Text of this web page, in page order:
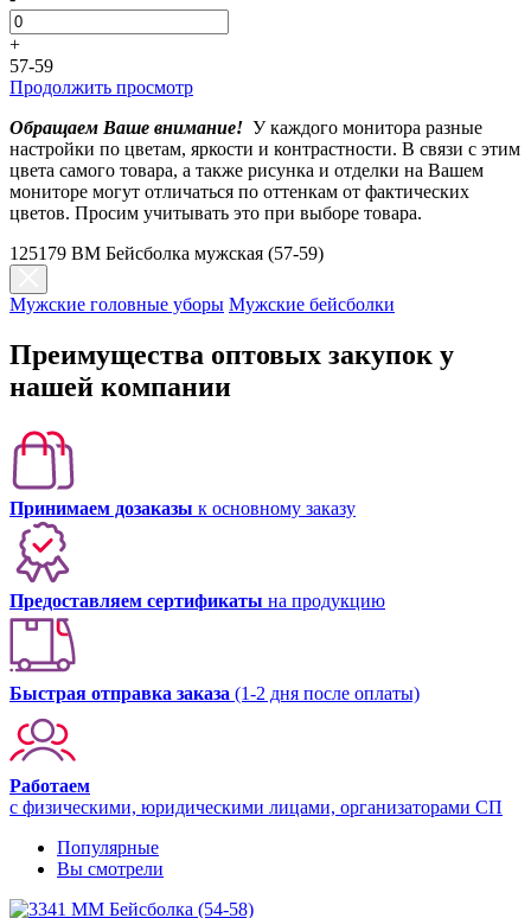
+
57-59
Продолжить просмотр
Обращаем Ваше внимание! У каждого монитора разные
настройки по цветам, яркости и контрастности. В связи с этим
цвета самого товара, а также рисунка и отделки на Вашем
мониторе могут отличаться по оттенкам от фактических
цветов. Просим учитывать это при выборе товара.
125179 BM Бейсболка мужская (57-59)
Мужские головные уборы Мужские бейсболки
Преимущества оптовых закупок у
нашей компании
Принимаем дозаказы к основному заказу
Предоставляем сертификаты на продукцию
Быстрая отправка заказа (1-2 дня после оплаты)
Работаем
с физическими, юридическими лицами, организаторами СП
Популярные
Вы смотрели